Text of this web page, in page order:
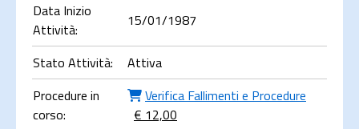
Data Inizio
Attività:
15/01/1987
Stato Attività:
Attiva
Procedure in
corso:
Verifica Fallimenti e Procedure
€ 12,00